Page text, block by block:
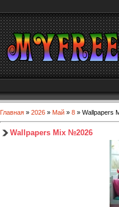
Главная » 2026 » Май » 8 » Wallpapers
Wallpapers Mix №2026